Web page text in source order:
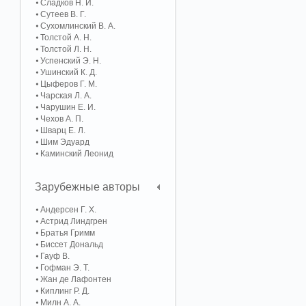
Сладков Н. И.
Сутеев В. Г.
Сухомлинский В. А.
Толстой А. Н.
Толстой Л. Н.
Успенский Э. Н.
Ушинский К. Д.
Цыферов Г. М.
Чарская Л. А.
Чарушин Е. И.
Чехов А. П.
Шварц Е. Л.
Шим Эдуард
Каминский Леонид
Зарубежные авторы
Андерсен Г. Х.
Астрид Линдгрен
Братья Гримм
Биссет Дональд
Гауф В.
Гофман Э. Т.
Жан де Лафонтен
Киплинг Р. Д.
Милн А. А.